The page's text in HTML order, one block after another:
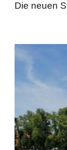
Die neuen